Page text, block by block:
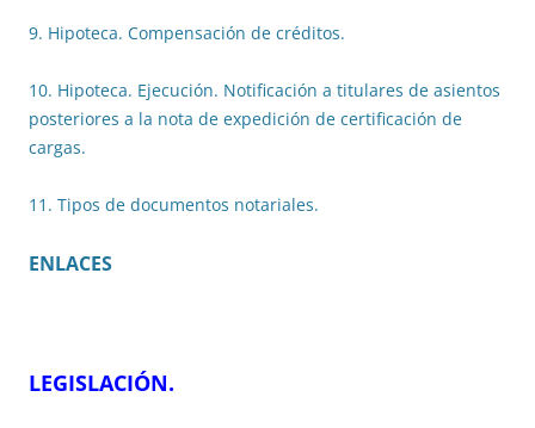
9. Hipoteca. Compensación de créditos.
10. Hipoteca. Ejecución. Notificación a titulares de asientos
posteriores a la nota de expedición de certificación de
cargas.
11. Tipos de documentos notariales.
ENLACES
LEGISLACIÓN.